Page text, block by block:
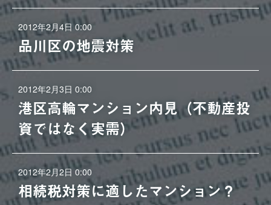
2012年2月4日 0:00
品川区の地震対策
2012年2月3日 0:00
港区高輪マンション内見（不動産投
資ではなく実需）
2012年2月2日 0:00
相続税対策に適したマンション？